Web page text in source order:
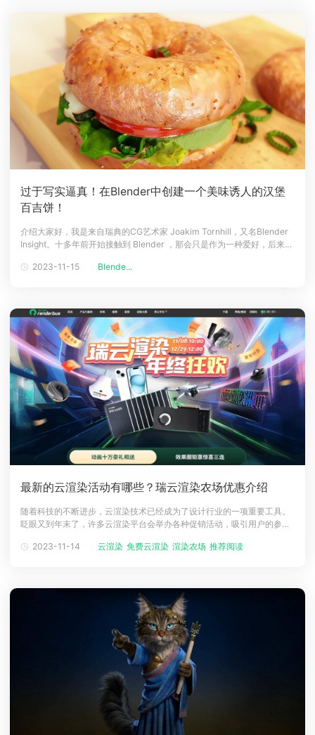
过于写实逼真！在Blender中创建一个美味诱人的汉堡
百吉饼！
介绍大家好，我是来自瑞典的CG艺术家 Joakim Tornhill，又名Blender
Insight。十多年前开始接触到 Blender ，那会只是作为一种爱好，后来，
了 IT 顾问的工作，开始在线课程（并出租了部分公寓）以维持经济维持，
2023-11-15 Blende...
最新的云渲染活动有哪些？瑞云渲染农场优惠介绍
随着科技的不断进步，云渲染技术已经成为了设计行业的一项重要工具。
眨眼又到年末了，许多云渲染平台会举办各种促销活动，吸引用户的参
验云渲染服务的用户来说，无疑是一个非常实惠的选择。那么，最新的云
2023-11-14 云渲染 免费云渲染 渲染农场 推荐阅读